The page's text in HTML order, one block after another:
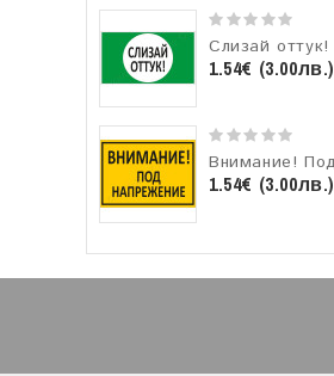
Слизай оттук!
1.54€ (3.00лв.)
1.54€ (3.00лв.)